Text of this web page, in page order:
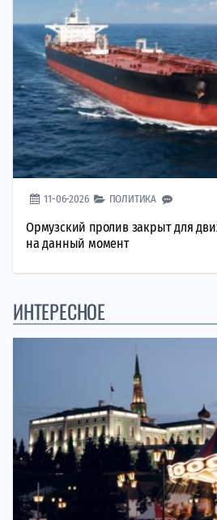
11-06-2026 ПОЛИТИКА
Ормузский пролив закрыт для
на данный момент
ИНТЕРЕСНОЕ